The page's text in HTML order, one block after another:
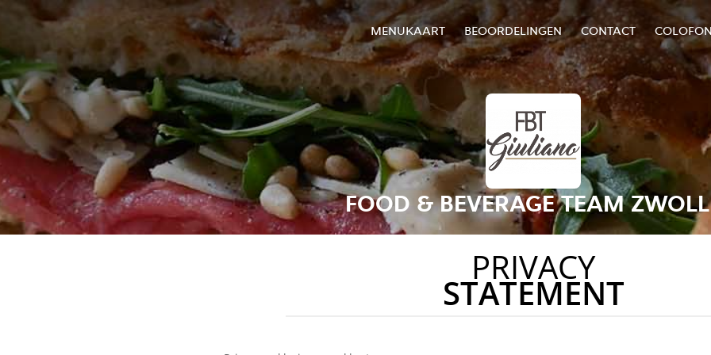
MENUKAART BEOORDELINGEN CONTACT
FOOD & BEVERAGE TEAM
PRIVACY
STATEMENT